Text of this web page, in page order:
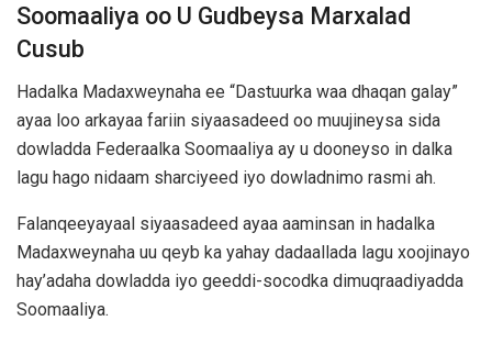
Soomaaliya oo U Gudbeysa Marxalad
Cusub
Hadalka Madaxweynaha ee “Dastuurka waa dhaqan galay”
ayaa loo arkayaa fariin siyaasadeed oo muujineysa sida
dowladda Federaalka Soomaaliya ay u dooneyso in dalka
lagu hago nidaam sharciyeed iyo dowladnimo rasmi ah.
Falanqeeyayaal siyaasadeed ayaa aaminsan in hadalka
Madaxweynaha uu qeyb ka yahay dadaallada lagu xoojinayo
hay’adaha dowladda iyo geeddi-socodka dimuqraadiyadda
Soomaaliya.